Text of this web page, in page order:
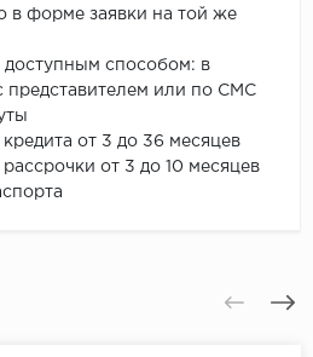
в форме заявки на той же
доступным способом: в
представителем или по СМС
от 3 до 36 месяцев
от 3 до 10 месяцев